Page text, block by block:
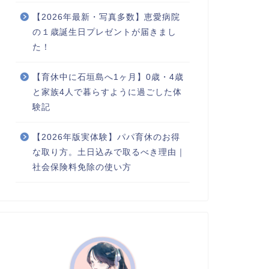
【2026年最新・写真多数】恵愛病院
の１歳誕生日プレゼントが届きまし
た！
【育休中に石垣島へ1ヶ月】0歳・4歳
と家族4人で暮らすように過ごした体
験記
【2026年版実体験】パパ育休のお得
な取り方。土日込みで取るべき理由｜
社会保険料免除の使い方